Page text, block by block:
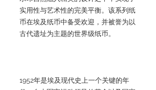
实用性与艺术性的完美平衡。该系列纸
币在埃及纸币中备受欢迎，并被誉为以
古代遗址为主题的世界级纸币。
1952年是埃及现代史上一个关键的年